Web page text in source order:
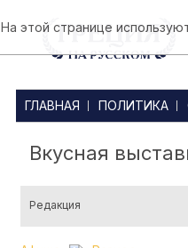
ГЛАВНАЯ ПОЛИТИКА
Вкусная
Редакция
На этой странице